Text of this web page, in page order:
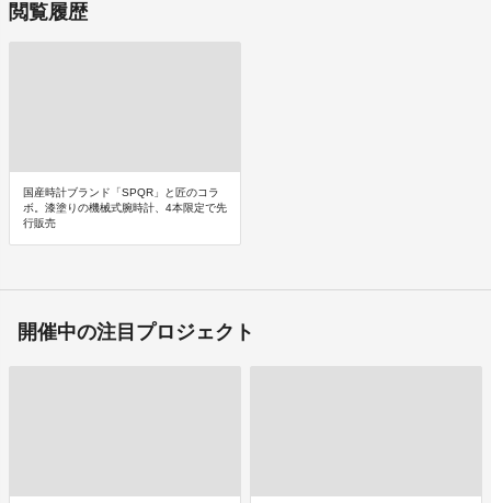
閲覧履歴
国産時計ブランド「SPQR」と匠のコラ
ボ。漆塗りの機械式腕時計、4本限定で先
行販売
開催中の注目プロジェクト